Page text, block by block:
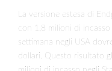
La versione estesa di
con 1,8 milioni di
settimana negli USA
dollari. Questo risultato